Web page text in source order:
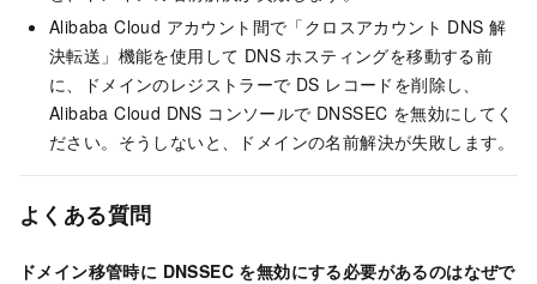
Alibaba Cloud アカウント間で「クロスアカウント DNS 解
決転送」機能を使用して DNS ホスティングを移動する前
に、ドメインのレジストラーで DS レコードを削除し、
Alibaba Cloud DNS コンソールで DNSSEC を無効にしてく
ださい。そうしないと、ドメインの名前解決が失敗します。
よくある質問
ドメイン移管時に DNSSEC を無効にする必要があるのはなぜで